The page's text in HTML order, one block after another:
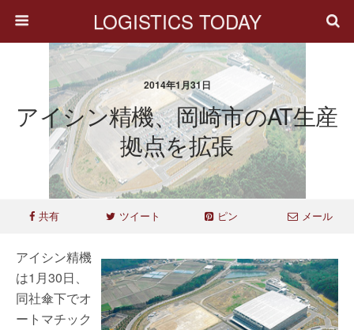
LOGISTICS TODAY
2014年1月31日
アイシン精機、岡崎市のAT生産
拠点を拡張
共有 ツイート ピン メール
アイシン精機
は1月30日、
同社傘下でオ
ートマチック